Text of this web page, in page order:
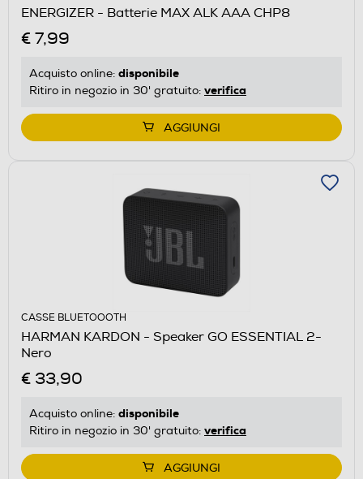
ENERGIZER - Batterie MAX ALK AAA CHP8
€ 7,99
Acquisto online: disponibile
Ritiro in negozio in 30' gratuito: verifica
AGGIUNGI
CASSE BLUETOOOTH
HARMAN KARDON - Speaker GO ESSENTIAL 2-
Nero
€ 33,90
Acquisto online: disponibile
Ritiro in negozio in 30' gratuito: verifica
AGGIUNGI